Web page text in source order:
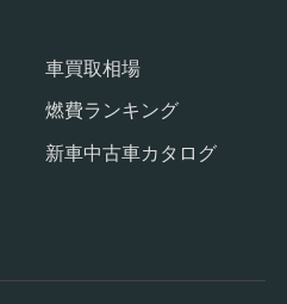
車買取相場
燃費ランキング
新車中古車カタログ